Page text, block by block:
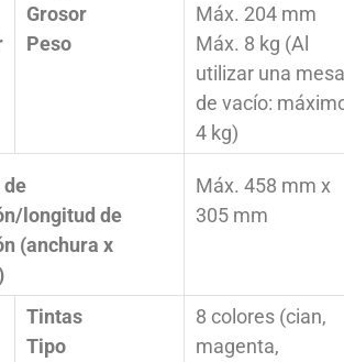
Grosor
Peso
Máx. 204 mm
Máx. 8 kg (Al
utilizar una
de vacío:
4 kg)
de
longitud de
(anchura x
Máx. 458 mm x
305 mm
Tintas
Tipo
8 colores (cian,
magenta,